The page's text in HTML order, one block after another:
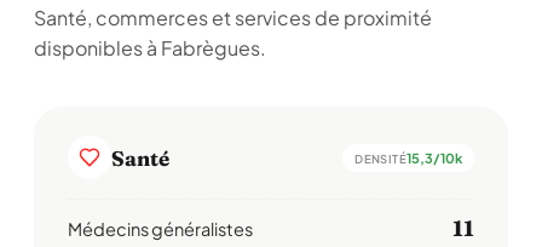
Santé, commerces et services de proximité
disponibles à Fabrègues.
Santé DENSITÉ15,3/10k
Médecins généralistes 11